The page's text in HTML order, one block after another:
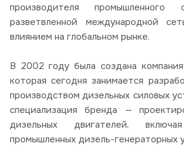
производителя промышленного
разветвленной международной
влиянием на глобальном рынке.
В 2002 году была создана
которая сегодня занимается
производством дизельных силовых
специализация бренда —
дизельных двигателей,
промышленных дизель-генераторных